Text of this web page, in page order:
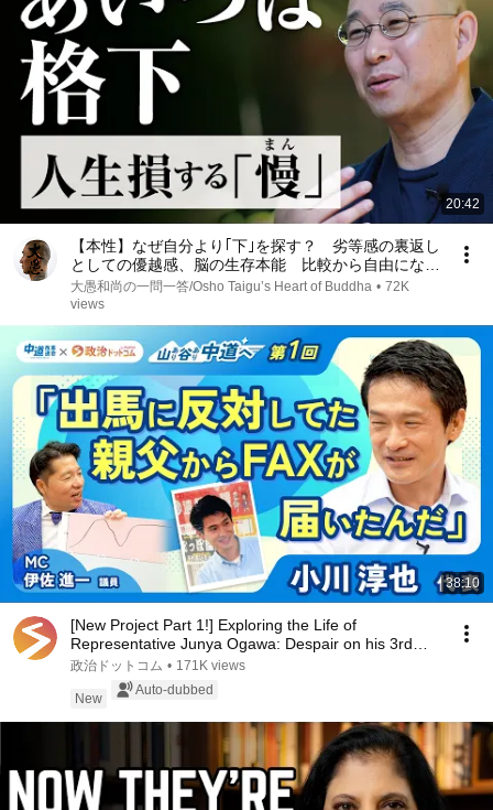
20:42
【本性】なぜ自分より｢下｣を探す？ 劣等感の裏返し
としての優越感、脳の生存本能 比較から自由になる
方法｜大愚和尚の一問一答
大愚和尚の一問一答/Osho Taigu’s Heart of Buddha • 72K
views
38:10
[New Project Part 1!] Exploring the Life of
Representative Junya Ogawa: Despair on his 3rd
day as...
政治ドットコム • 171K views
New
Auto-dubbed